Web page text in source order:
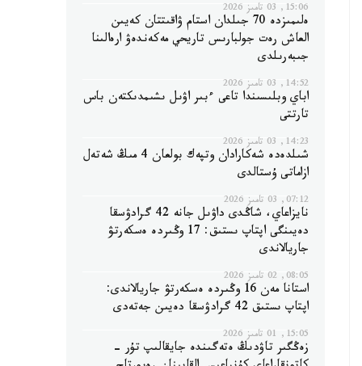
15:06, 03 تامىز 2026
ەلىمىزدە 70 جىلدان استام ۋاقىتتان كەيىن
العاش رەت جولبارىس تاريحي مەكەندەۋ ارەالىنا
جىبەرىلدى
14:52, 03 تامىز 2026
اباي وبلىسىندا تاعى ءبىر اۋىل ىشىمدىكتەن باس
تارتتى
14:23, 03 تامىز 2026
شىلدەدە شەكارادان وتپەك بولعان 4 مىڭ شەتەل
ازاماتى ۇستالدى
07:12, 03 تامىز 2026
نايزاعاي، شاڭدى داۋىل جانە 42 گرادۋسقا
دەيىنگى اپتاپ ىستىق: 17 وڭىردە ەسكەرتۋ
جاريالاندى
08:05, 02 تامىز 2026
استانا مەن 16 وڭىردە ەسكەرتۋ جاريالاندى:
اپتاپ ىستىق 42 گرادۋسقا دەيىن جەتەدى
15:05, 01 تامىز 2026
زەڭگىر تاۋدىڭ ەتەگىندە جايقالىپ تۇر -